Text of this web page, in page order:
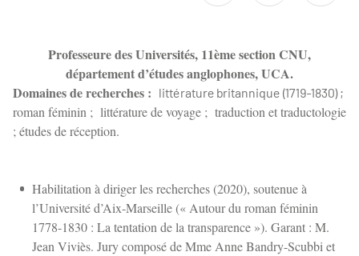
Professeure des Universités, 11ème section CNU,
département d’études anglophones, UCA.
Domaines de recherches : littérature britannique (1719-1830) ;
roman féminin ; littérature de voyage ; traduction et traductologie
; études de réception.
Habilitation à diriger les recherches (2020), soutenue à
l’Université d’Aix-Marseille (« Autour du roman féminin
1778-1830 : La tentation de la transparence »). Garant : M.
Jean Viviès. Jury composé de Mme Anne Bandry-Scubbi et